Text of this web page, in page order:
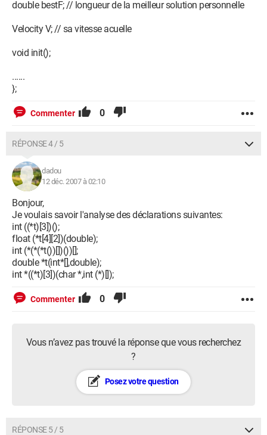
double bestF; // longueur de la meilleur solution personnelle
Velocity V; // sa vitesse acuelle
void init();
......
};
Commenter 0
RÉPONSE 4 / 5
dadou
12 déc. 2007 à 02:10
Bonjour,
Je voulais savoir l'analyse des déclarations suivantes:
int ((*t)[3])();
float (*t[4][2])(double);
int (*(*(*t())[])())[];
double *t(int*[],double);
int *((*t)[3])(char *,int (*)[]);
Commenter 0
Vous n’avez pas trouvé la réponse que vous recherchez
?
Posez votre question
RÉPONSE 5 / 5